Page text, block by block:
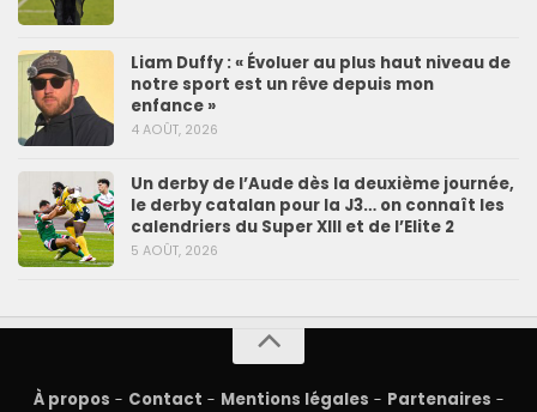
Liam Duffy : « Évoluer au plus haut niveau de
notre sport est un rêve depuis mon
enfance »
4 AOÛT, 2026
Un derby de l’Aude dès la deuxième journée,
le derby catalan pour la J3… on connaît les
calendriers du Super XIII et de l’Elite 2
5 AOÛT, 2026
À propos - Contact - Mentions légales - Partenaires -